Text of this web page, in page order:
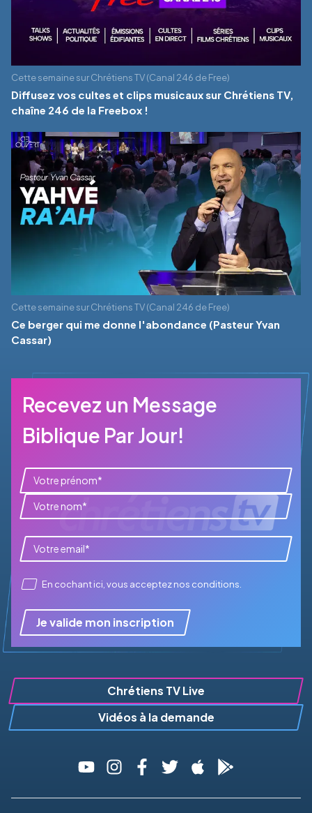
Cette semaine sur Chrétiens TV (Canal 246 de Free)
Diffusez vos cultes et clips musicaux sur Chrétiens TV,
chaîne 246 de la Freebox !
Cette semaine sur Chrétiens TV (Canal 246 de Free)
Ce berger qui me donne l'abondance (Pasteur Yvan
Cassar)
Recevez un Message
Biblique Par Jour!
En cochant ici, vous accepteznos conditions
Je valide mon inscription
Chrétiens TV Live
Vidéos à la demande